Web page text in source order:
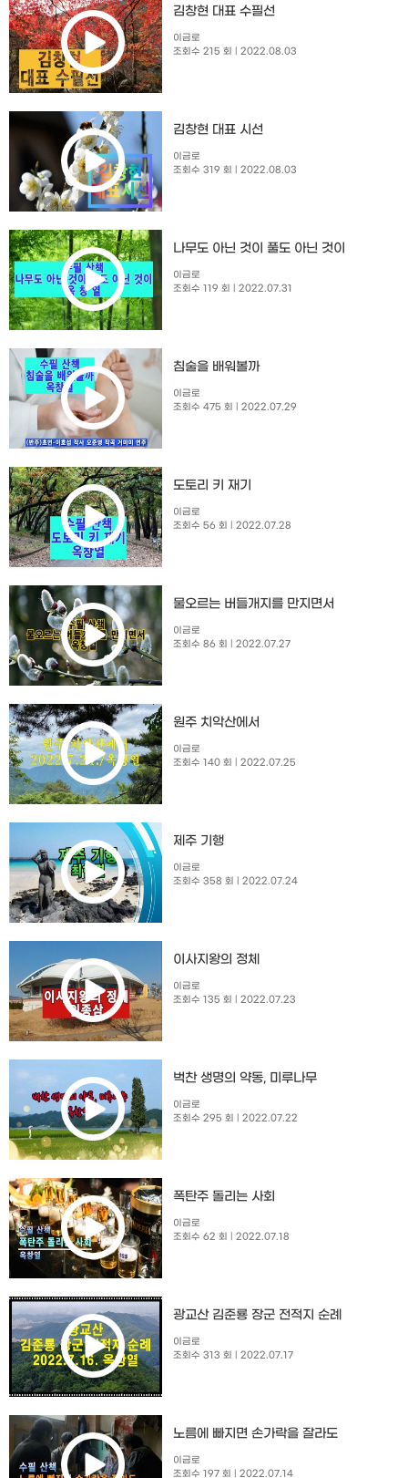
김창현 대표 수필선
이금로
조회수 215 회
| 2022.08.03
김창현 대표 시선
이금로
조회수 319 회
| 2022.08.03
나무도 아닌 것이 풀도 아닌 것이
이금로
조회수 119 회
| 2022.07.31
침술을 배워볼까
이금로
조회수 475 회
| 2022.07.29
도토리 키 재기
이금로
조회수 56 회
| 2022.07.28
물오르는 버들개지를 만지면서
이금로
조회수 86 회
| 2022.07.27
원주 치악산에서
이금로
조회수 140 회
| 2022.07.25
제주 기행
이금로
조회수 358 회
| 2022.07.24
이사지왕의 정체
이금로
조회수 135 회
| 2022.07.23
벅찬 생명의 약동, 미루나무
이금로
조회수 295 회
| 2022.07.22
폭탄주 돌리는 사회
이금로
조회수 62 회
| 2022.07.18
광교산 김준룡 장군 전적지 순례
이금로
조회수 313 회
| 2022.07.17
노름에 빠지면 손가락을 잘라도
이금로
조회수 197 회
| 2022.07.14